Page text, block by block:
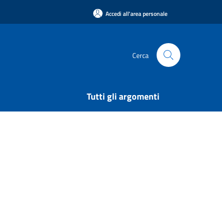
Accedi all'area personale
Cerca
Tutti gli argomenti